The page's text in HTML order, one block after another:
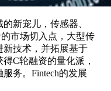
新宠儿，传感器、
市场切入点，大型传
新技术，并拓展基于
C轮融资的量化派，
务。Fintech的发展